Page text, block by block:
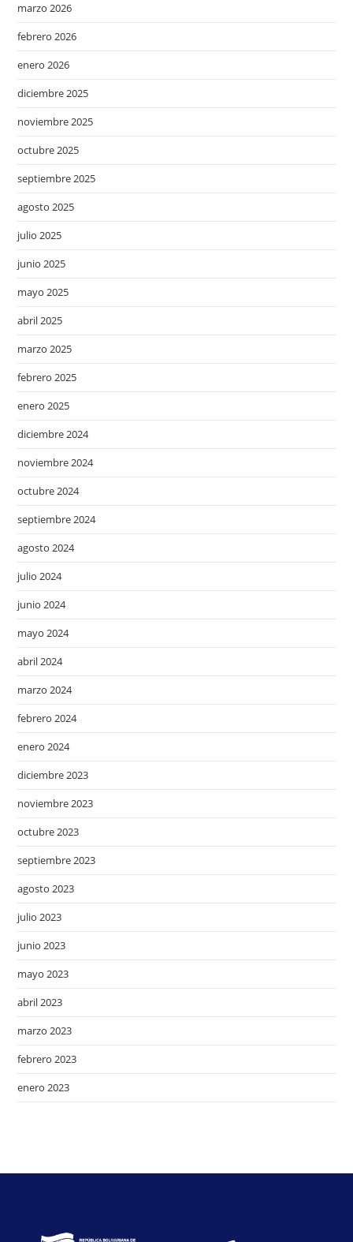
marzo 2026
febrero 2026
enero 2026
diciembre 2025
noviembre 2025
octubre 2025
septiembre 2025
agosto 2025
julio 2025
junio 2025
mayo 2025
abril 2025
marzo 2025
febrero 2025
enero 2025
diciembre 2024
noviembre 2024
octubre 2024
septiembre 2024
agosto 2024
julio 2024
junio 2024
mayo 2024
abril 2024
marzo 2024
febrero 2024
enero 2024
diciembre 2023
noviembre 2023
octubre 2023
septiembre 2023
agosto 2023
julio 2023
junio 2023
mayo 2023
abril 2023
marzo 2023
febrero 2023
enero 2023